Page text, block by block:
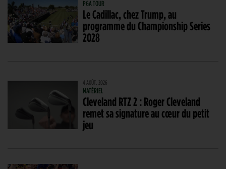
PGA TOUR
Le Cadillac, chez Trump, au
programme du Championship Series
2028
4 AOÛT. 2026
MATÉRIEL
Cleveland RTZ 2 : Roger Cleveland
remet sa signature au cœur du petit
jeu